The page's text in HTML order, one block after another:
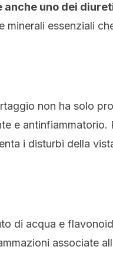
anche uno dei
minerali essenziali
non ha solo
e
i disturbi della
di acqua e
associate